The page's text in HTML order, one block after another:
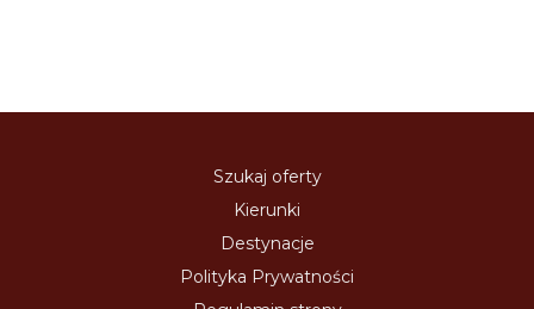
Szukaj oferty
Kierunki
Destynacje
Polityka Prywatności